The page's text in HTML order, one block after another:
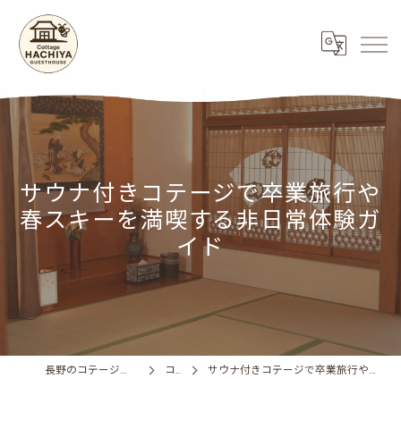
サウナ付きコテージで卒業旅行や
春スキーを満喫する非日常体験ガ
イド
長野のコテージならCottage HACHIYA コラム サウナ付きコテージで卒業旅行や春スキーを満喫する非日常体験ガイド